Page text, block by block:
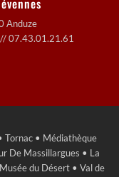
Anduze
07.43.01.21.61
Tornac • Médiathèque
De Massillargues • La
du Désert • Val de